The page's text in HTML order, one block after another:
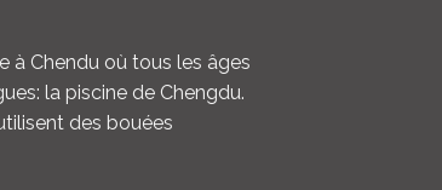
à Chendu où tous les âges
la piscine de Chengdu.
des bouées